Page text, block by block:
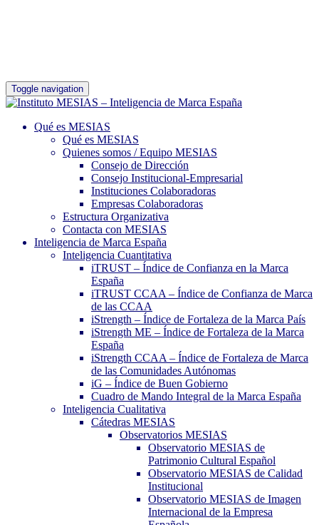
Toggle navigation
Qué es MESIAS
Qué es MESIAS
Quienes somos / Equipo MESIAS
Consejo de Dirección
Consejo Institucional-Empresarial
Instituciones Colaboradoras
Empresas Colaboradoras
Estructura Organizativa
Contacta con MESIAS
Inteligencia de Marca España
Inteligencia Cuantitativa
iTRUST – Índice de Confianza en la Marca
España
iTRUST CCAA – Índice de Confianza de Marca
de las CCAA
iStrength – Índice de Fortaleza de la Marca País
iStrength ME – Índice de Fortaleza de la Marca
España
iStrength CCAA – Índice de Fortaleza de Marca
de las Comunidades Autónomas
iG – Índice de Buen Gobierno
Cuadro de Mando Integral de la Marca España
Inteligencia Cualitativa
Cátedras MESIAS
Observatorios MESIAS
Observatorio MESIAS de
Patrimonio Cultural Español
Observatorio MESIAS de Calidad
Institucional
Observatorio MESIAS de Imagen
Internacional de la Empresa